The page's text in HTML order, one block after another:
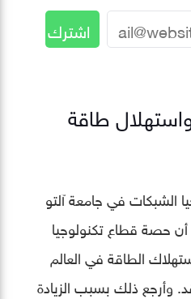
طاقة
الشبكات في جامعة آلتو
حصة قطاع تكنولوجيا
الطاقة في العالم
العقد. وأرجع ذلك بسبب الزيادة